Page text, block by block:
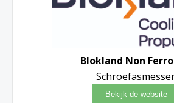
Blokland Non Ferro